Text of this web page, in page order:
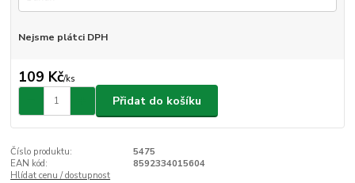
Nejsme plátci DPH
109 Kč/ks
Přidat do košíku
Číslo produktu:
5475
EAN kód:
8592334015604
Hlídat cenu / dostupnost